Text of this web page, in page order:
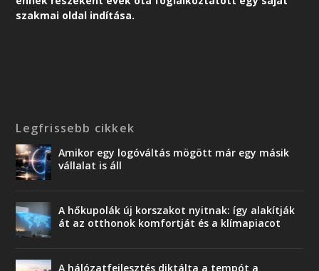
szakmai oldal indítása.
Legfrissebb cikkek
Amikor egy logóváltás mögött már egy másik
vállalat is áll
A hőkupolák új korszakot nyitnak: így alakítják
át az otthonok komfortját és a klímapiacot
A hálózatfejlesztés diktálta a tempót a